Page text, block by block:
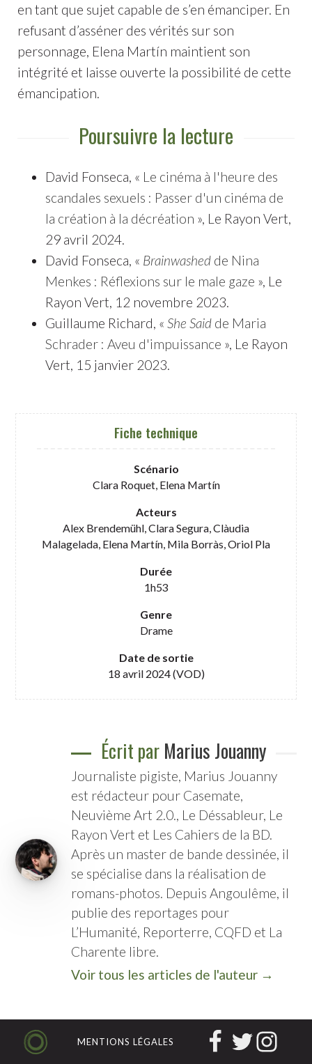
Fiche technique
Scénario
Clara Roquet, Elena Martín
Acteurs
Alex Brendemühl, Clara Segura, Clàudia
Malagelada, Elena Martín, Mila Borràs, Oriol Pla
Durée
1h53
Genre
Drame
Date de sortie
18 avril 2024 (VOD)
en tant que sujet capable de s’en émanciper. En
refusant d’asséner des vérités sur son
personnage, Elena Martín maintient son
intégrité et laisse ouverte la possibilité de cette
émancipation.
Poursuivre la lecture
David Fonseca, « Le cinéma à l'heure des
scandales sexuels : Passer d'un cinéma de
la création à la décréation », Le Rayon Vert,
29 avril 2024.
David Fonseca, « Brainwashedde Nina
Menkes : Réflexions sur le male gaze », Le
Rayon Vert, 12 novembre 2023.
Guillaume Richard, « She Saidde Maria
Schrader : Aveu d'impuissance », Le Rayon
Vert, 15 janvier 2023.
Écrit par Marius Jouanny
Journaliste pigiste, Marius Jouanny
est rédacteur pour Casemate,
Neuvième Art 2.0., Le Déssableur, Le
Rayon Vert et Les Cahiers de la BD.
Après un master de bande dessinée, il
se spécialise dans la réalisation de
romans-photos. Depuis Angoulême, il
publie des reportages pour
L’Humanité, Reporterre, CQFD et La
Charente libre.
Voir tous les articles de l'auteur →
MENTIONS LÉGALES